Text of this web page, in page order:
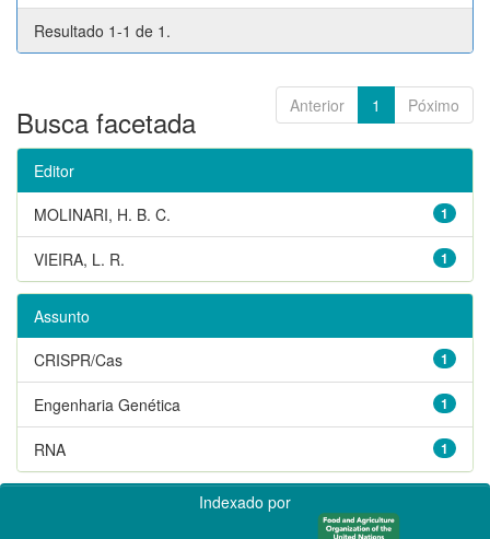
Resultado 1-1 de 1.
Anterior 1 Póximo
Busca facetada
Editor
1
MOLINARI, H. B. C.
1
VIEIRA, L. R.
Assunto
1
CRISPR/Cas
1
Engenharia Genética
1
RNA
Indexado por